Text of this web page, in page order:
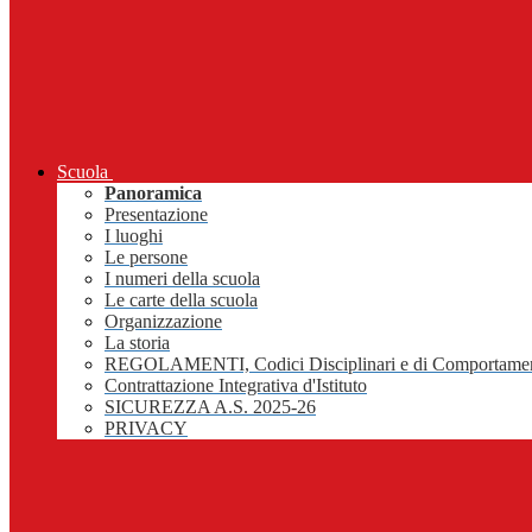
Scuola
Panoramica
Presentazione
I luoghi
Le persone
I numeri della scuola
Le carte della scuola
Organizzazione
La storia
REGOLAMENTI, Codici Disciplinari e di
Contrattazione Integrativa d'Istituto
SICUREZZA A.S. 2025-26
PRIVACY